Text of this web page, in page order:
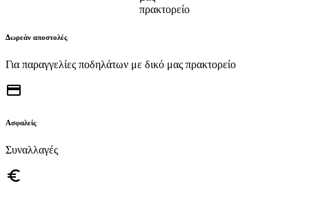
Δωρεάν αποστολές
Για παραγγελίες ποδηλάτων με δικό μας πρακτορείο
credit_card
Ασφαλείς
Συναλλαγές
euro_symbol